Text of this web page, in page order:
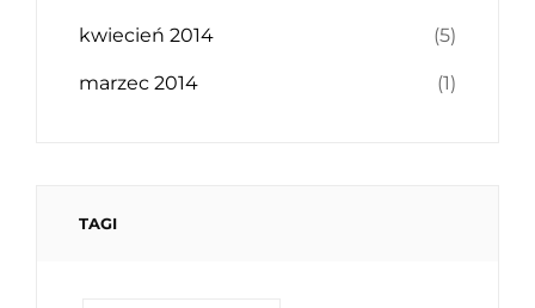
kwiecień 2014 (5)
marzec 2014 (1)
TAGI